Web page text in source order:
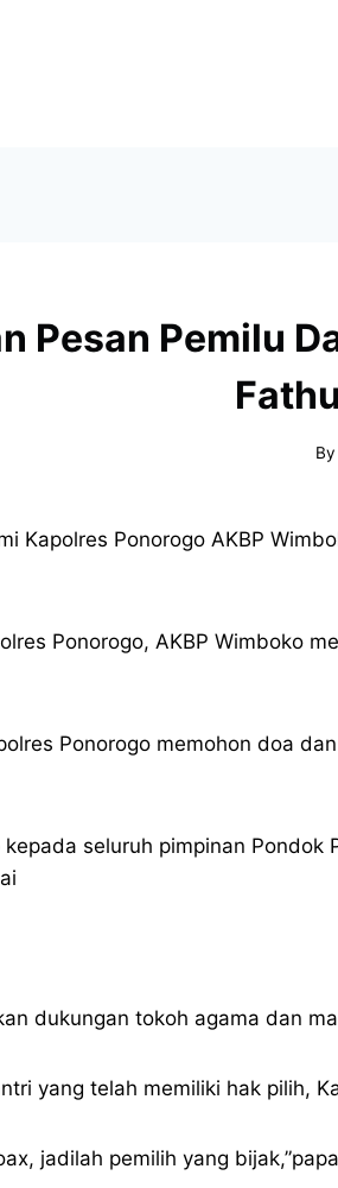
Pesan Pemilu
By
Kapolres Ponorogo AKBP
Ponorogo, AKBP Wimboko
Ponorogo memohon doa
seluruh pimpinan
dukungan tokoh agama dan
yang telah memiliki hak pilih,
jadilah pemilih yang